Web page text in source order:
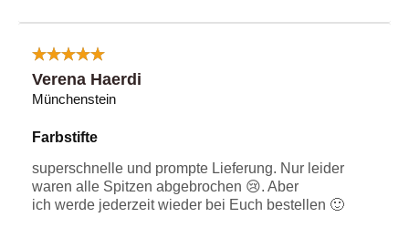
Verena Haerdi
Münchenstein
Farbstifte
superschnelle und prompte Lieferung. Nur leider
waren alle Spitzen abgebrochen 😢. Aber
ich werde jederzeit wieder bei Euch bestellen 🙂